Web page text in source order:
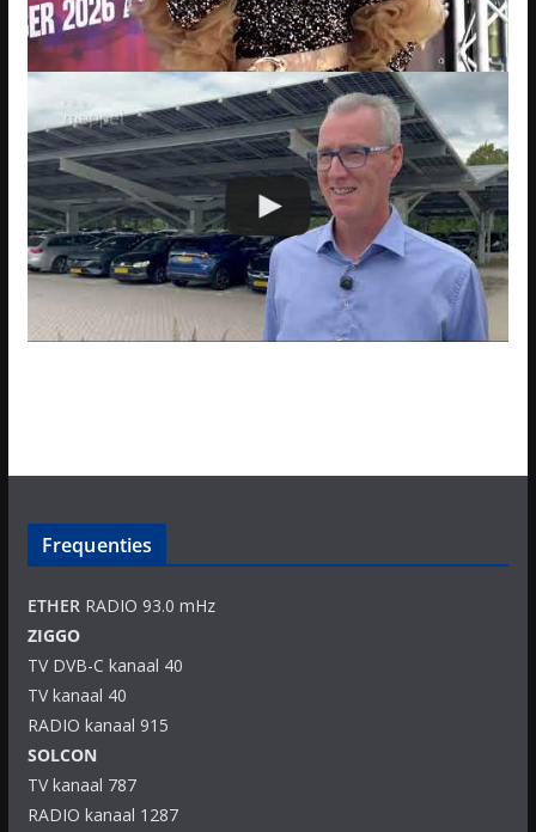
Frequenties
ETHERRADIO 93.0 mHz
ZIGGO
TV DVB-C kanaal 40
TV kanaal 40
RADIO kanaal 915
SOLCON
TV kanaal 787
RADIO kanaal 1287